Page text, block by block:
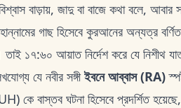
বাড়ায়, জাদু বা বাজে কথা বলে, আবার
গাছ হিসেবে কুরআনের অন্যত্র
১৭:৬০ আয়াত নির্দেশ করে যে নিশীথ
যে নবীর সঙ্গীইবনে আব্বাস (RA)
কে বাস্তব ঘটনা হিসেবে প্রদর্শিত